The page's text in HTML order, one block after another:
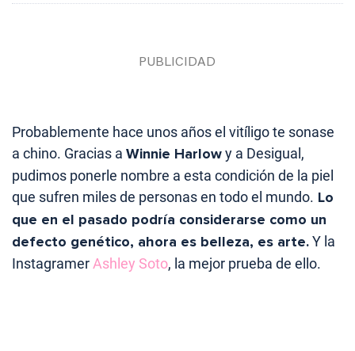
Probablemente hace unos años el vitíligo te sonase
a chino. Gracias a Winnie Harlowy a Desigual,
pudimos ponerle nombre a esta condición de la piel
que sufren miles de personas en todo el mundo. Lo
que en el pasado podría considerarse como un
defecto genético, ahora es belleza, es arte.Y la
InstagramerAshley Soto, la mejor prueba de ello.